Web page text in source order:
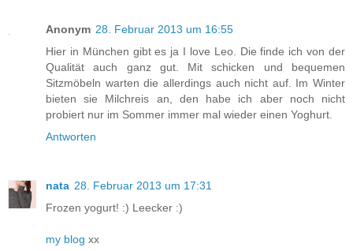
Anonym 28. Februar 2013 um 16:55
Hier in München gibt es ja I love Leo. Die finde ich von der
Qualität auch ganz gut. Mit schicken und bequemen
Sitzmöbeln warten die allerdings auch nicht auf. Im Winter
bieten sie Milchreis an, den habe ich aber noch nicht
probiert nur im Sommer immer mal wieder einen Yoghurt.
Antworten
nata 28. Februar 2013 um 17:31
Frozen yogurt! :) Leecker :)
my blog xx